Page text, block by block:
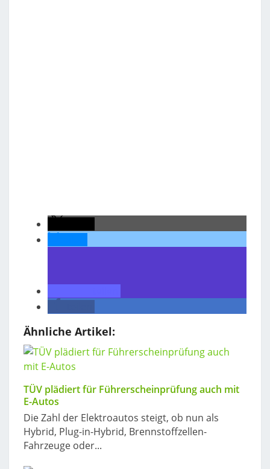
Ähnliche Artikel:
TÜV plädiert für Führerscheinprüfung auch mit
E-Autos
Die Zahl der Elektroautos steigt, ob nun als
Hybrid, Plug-in-Hybrid, Brennstoffzellen-
Fahrzeuge oder...